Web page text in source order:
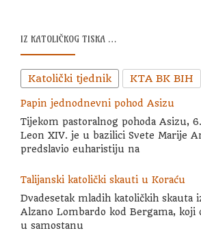
IZ KATOLIČKOG TISKA …
Katolički tjednik KTA BK BIH
Papin jednodnevni pohod Asizu
Tijekom pastoralnog pohoda Asizu,
Leon XIV. je u bazilici Svete Marije
predslavio euharistiju na
Talijanski katolički skauti u Koraću
Dvadesetak mladih katoličkih skauta
Alzano Lombardo kod Bergama, koji
u samostanu